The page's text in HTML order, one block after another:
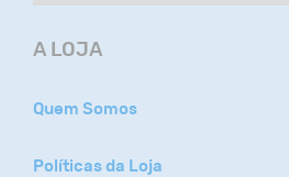
A LOJA
Quem Somos
Políticas da Loja